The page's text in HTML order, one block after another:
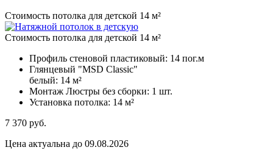
Стоимость потолка для детской 14 м²
Стоимость потолка для детской 14 м²
Профиль стеновой пластиковый: 14 пог.м
Глянцевый "MSD Classic"
белый: 14 м²
Монтаж Люстры без сборки: 1 шт.
Установка потолка: 14 м²
7 370 руб.
Цена актуальна до 09.08.2026